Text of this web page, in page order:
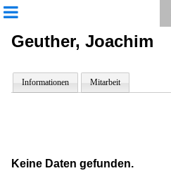
Geuther, Joachim
Informationen Mitarbeit
Keine Daten gefunden.